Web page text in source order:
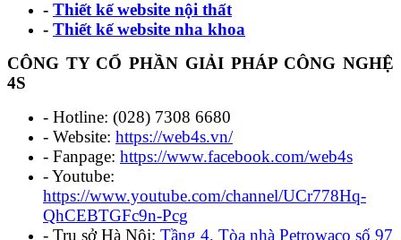
- Thiết kế website nội thất
- Thiết kế website nha khoa
CÔNG TY CỔ PHẦN GIẢI PHÁP CÔNG NGHỆ
4S
- Hotline: (028) 7308 6680
- Website: https://web4s.vn/
- Fanpage: https://www.facebook.com/web4s
- Youtube:
https://www.youtube.com/channel/UCr778Hq-
QhCEBTGFc9n-Pcg
- Trụ sở Hà Nội: Tầng 4, Tòa nhà Petrowaco số 97